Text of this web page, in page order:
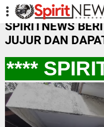
-->
SPIRITNEWS
JUJUR DAN